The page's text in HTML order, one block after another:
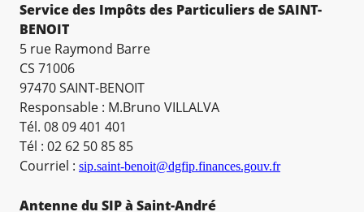
Service des Impôts des Particuliers de SAINT-
BENOIT
5 rue Raymond Barre
CS 71006
97470 SAINT-BENOIT
Responsable : M.Bruno VILLALVA
Tél. 08 09 401 401
Tél : 02 62 50 85 85
Courriel : sip.saint-benoit@dgfip.finances.gouv.fr
Antenne du SIP à Saint-André